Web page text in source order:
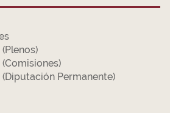
Permanente)